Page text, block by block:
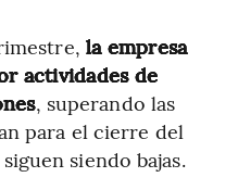
la empresa
actividades de
, superando las
para el cierre del
siendo bajas.